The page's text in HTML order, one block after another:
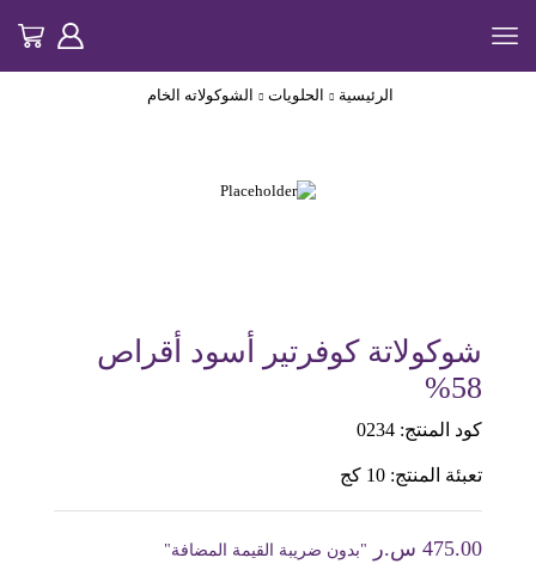
الرئيسية الحلويات الشوكولاته الخام
شوكولاتة كوفرتير أسود أقراص
58%
كود المنتج: 0234
تعبئة المنتج: 10 كج
475.00 س.ر
"بدون ضريبة القيمة المضافة"